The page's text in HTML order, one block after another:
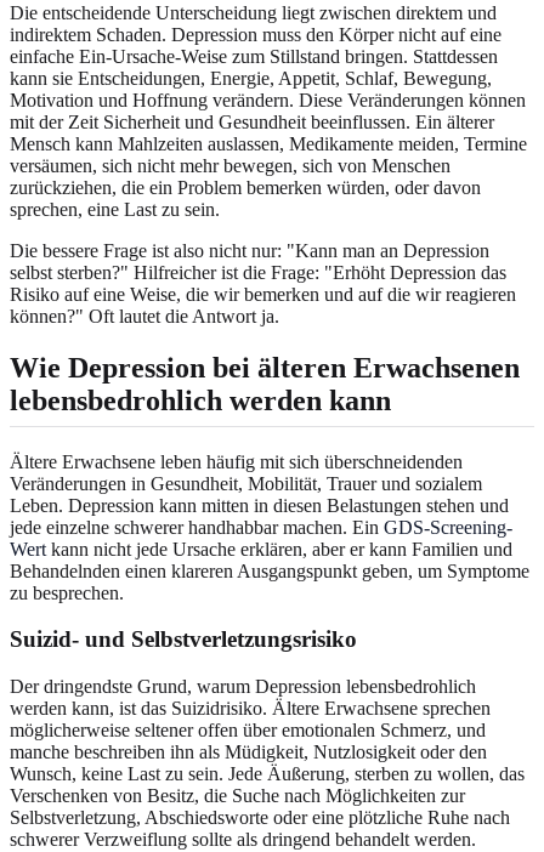
Die entscheidende Unterscheidung liegt zwischen direktem und
indirektem Schaden. Depression muss den Körper nicht auf eine
einfache Ein-Ursache-Weise zum Stillstand bringen. Stattdessen
kann sie Entscheidungen, Energie, Appetit, Schlaf, Bewegung,
Motivation und Hoffnung verändern. Diese Veränderungen können
mit der Zeit Sicherheit und Gesundheit beeinflussen. Ein älterer
Mensch kann Mahlzeiten auslassen, Medikamente meiden, Termine
versäumen, sich nicht mehr bewegen, sich von Menschen
zurückziehen, die ein Problem bemerken würden, oder davon
sprechen, eine Last zu sein.
Die bessere Frage ist also nicht nur: "Kann man an Depression
selbst sterben?" Hilfreicher ist die Frage: "Erhöht Depression das
Risiko auf eine Weise, die wir bemerken und auf die wir reagieren
können?" Oft lautet die Antwort ja.
Wie Depression bei älteren Erwachsenen
lebensbedrohlich werden kann
Ältere Erwachsene leben häufig mit sich überschneidenden
Veränderungen in Gesundheit, Mobilität, Trauer und sozialem
Leben. Depression kann mitten in diesen Belastungen stehen und
jede einzelne schwerer handhabbar machen. Ein GDS-Screening-
Wert kann nicht jede Ursache erklären, aber er kann Familien und
Behandelnden einen klareren Ausgangspunkt geben, um Symptome
zu besprechen.
Suizid- und Selbstverletzungsrisiko
Der dringendste Grund, warum Depression lebensbedrohlich
werden kann, ist das Suizidrisiko. Ältere Erwachsene sprechen
möglicherweise seltener offen über emotionalen Schmerz, und
manche beschreiben ihn als Müdigkeit, Nutzlosigkeit oder den
Wunsch, keine Last zu sein. Jede Äußerung, sterben zu wollen, das
Verschenken von Besitz, die Suche nach Möglichkeiten zur
Selbstverletzung, Abschiedsworte oder eine plötzliche Ruhe nach
schwerer Verzweiflung sollte als dringend behandelt werden.